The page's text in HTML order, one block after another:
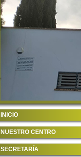
INICIO
NUESTRO CENTRO
SECRETARÍA